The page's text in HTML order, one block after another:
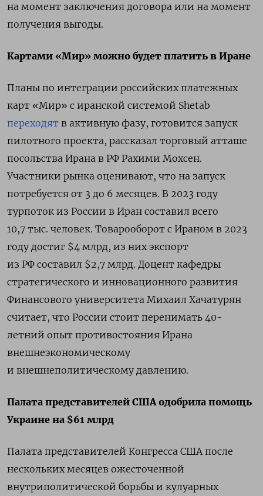
на момент заключения договора или на момент
получения выгоды.
Картами «Мир» можно будет платить в Иране
Планы по интеграции российских платежных
карт «Мир» с иранской системой Shetab
переходят в активную фазу, готовится запуск
пилотного проекта, рассказал торговый атташе
посольства Ирана в РФ Рахими Мохсен.
Участники рынка оценивают, что на запуск
потребуется от 3 до 6 месяцев. В 2023 году
турпоток из России в Иран составил всего
10,7 тыс. человек. Товарооборот с Ираном в 2023
году достиг $4 млрд, из них экспорт
из РФ составил $2,7 млрд. Доцент кафедры
стратегического и инновационного развития
Финансового университета Михаил Хачатурян
считает, что России стоит перенимать 40-
летний опыт противостояния Ирана
внешнеэкономическому
и внешнеполитическому давлению.
Палата представителей США одобрила помощь
Украине на $61 млрд
Палата представителей Конгресса США после
нескольких месяцев ожесточенной
внутриполитической борьбы и кулуарных